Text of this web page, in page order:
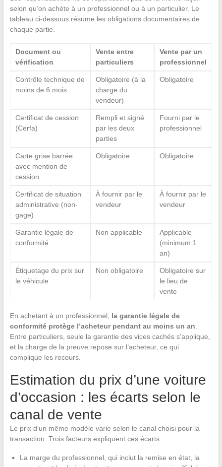
selon qu’on achète à un professionnel ou à un particulier. Le
tableau ci-dessous résume les obligations documentaires de
chaque partie.
Document ou
vérification
Vente entre
particuliers
Vente par un
professionnel
Contrôle technique de
moins de 6 mois
Obligatoire (à la
charge du
vendeur)
Obligatoire
Certificat de cession
(Cerfa)
Rempli et signé
par les deux
parties
Fourni par le
professionnel
Carte grise barrée
avec mention de
cession
Obligatoire Obligatoire
Certificat de situation
administrative (non-
gage)
À fournir par le
vendeur
À fournir par le
vendeur
Garantie légale de
conformité
Non applicable
Applicable
(minimum 1
an)
Étiquetage du prix sur
le véhicule
Non obligatoire
Obligatoire sur
le lieu de
vente
En achetant à un professionnel, la garantie légale de
conformité protège l’acheteur pendant au moins un an
Entre particuliers, seule la garantie des vices cachés s’applique,
et la charge de la preuve repose sur l’acheteur, ce qui
complique les recours.
Estimation du prix d’une voiture
d’occasion : les écarts selon le
canal de vente
Le prix d’un même modèle varie selon le canal choisi pour la
transaction. Trois facteurs expliquent ces écarts :
La marge du professionnel, qui inclut la remise en état, la